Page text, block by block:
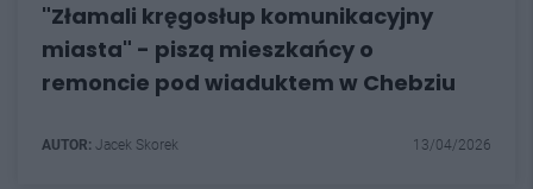
"Złamali kręgosłup komunikacyjny
miasta" - piszą mieszkańcy o
remoncie pod wiaduktem w Chebziu
AUTOR: Jacek Skorek 13/04/2026